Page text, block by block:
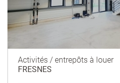
Activités / entrepôts à louer
FRESNES